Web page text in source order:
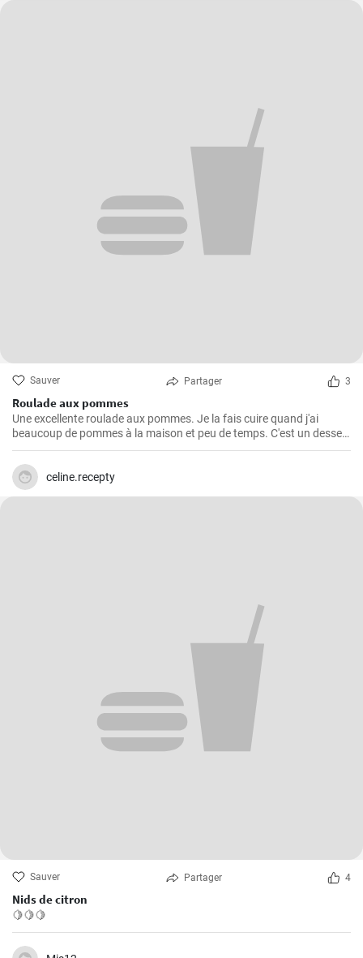
Sauver Partager 3
Roulade aux pommes
Une excellente roulade aux pommes. Je la fais cuire quand j'ai
beaucoup de pommes à la maison et peu de temps. C'est un dessert
rapide et facile qui plait toujours.
celine.recepty
Sauver Partager 4
Nids de citron
🍋🍋🍋